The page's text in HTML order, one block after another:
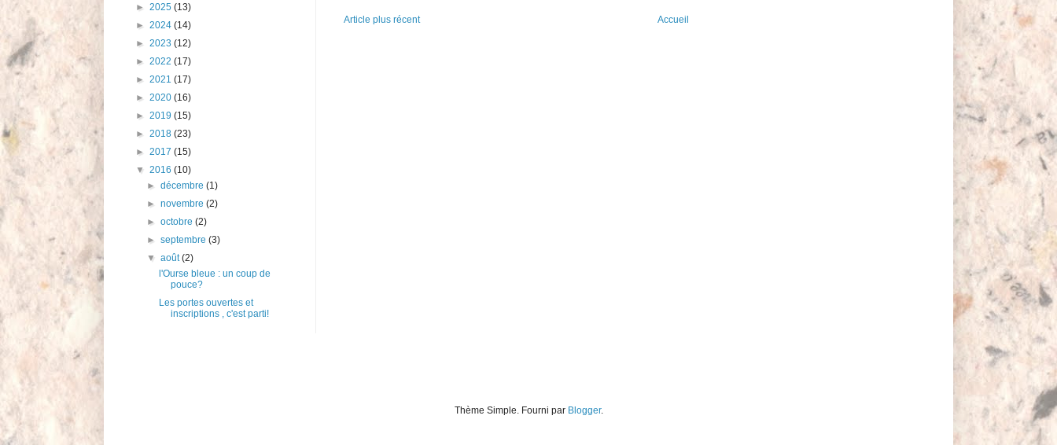
Article plus récent Accueil
► 2025 (13)
► 2024 (14)
► 2023 (12)
► 2022 (17)
► 2021 (17)
► 2020 (16)
► 2019 (15)
► 2018 (23)
► 2017 (15)
▼ 2016 (10)
►décembre(1)
►novembre(2)
►octobre(2)
►septembre(3)
▼août(2)
l'Ourse bleue : un coup de
pouce?
Les portes ouvertes et
inscriptions , c'est parti!
Thème Simple. Fourni par Blogger.